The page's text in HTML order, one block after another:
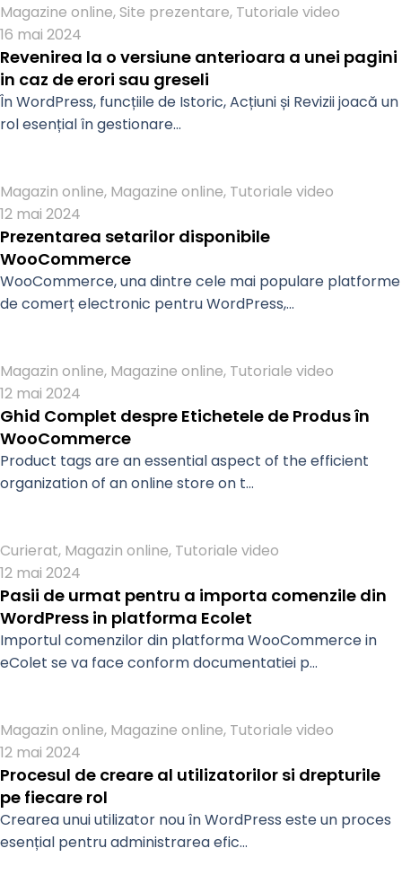
Magazine online, Site prezentare, Tutoriale video
16 mai 2024
Revenirea la o versiune anterioara a unei pagini
in caz de erori sau greseli
În WordPress, funcțiile de Istoric, Acțiuni și Revizii joacă un
rol esențial în gestionare...
Magazin online, Magazine online, Tutoriale video
12 mai 2024
Prezentarea setarilor disponibile
WooCommerce
WooCommerce, una dintre cele mai populare platforme
de comerț electronic pentru WordPress,...
Magazin online, Magazine online, Tutoriale video
12 mai 2024
Ghid Complet despre Etichetele de Produs în
WooCommerce
Product tags are an essential aspect of the efficient
organization of an online store on t...
Curierat, Magazin online, Tutoriale video
12 mai 2024
Pasii de urmat pentru a importa comenzile din
WordPress in platforma Ecolet
Importul comenzilor din platforma WooCommerce in
eColet se va face conform documentatiei p...
Magazin online, Magazine online, Tutoriale video
12 mai 2024
Procesul de creare al utilizatorilor si drepturile
pe fiecare rol
Crearea unui utilizator nou în WordPress este un proces
esențial pentru administrarea efic...